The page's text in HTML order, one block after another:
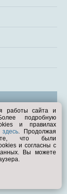
работы сайта и
подробную
и правилах
здесь. Продолжая
что были
и согласны с
Вы можете